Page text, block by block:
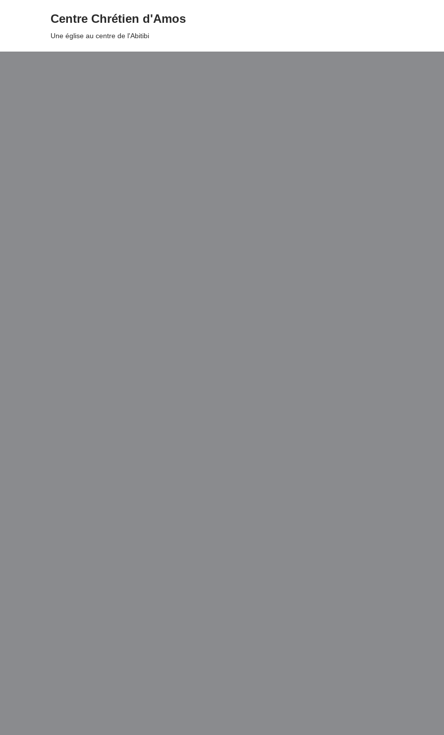
Centre Chrétien d'Amos
Une église au centre de l'Abitibi